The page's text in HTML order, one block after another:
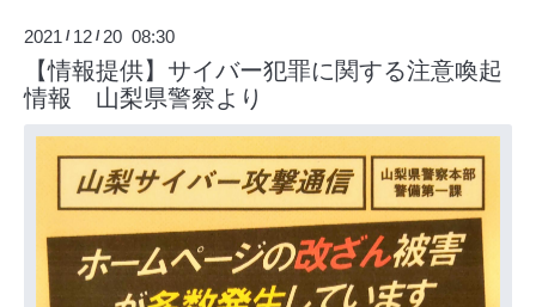
2021 / 12 / 20 08:30
【情報提供】サイバー犯罪に関する注意喚起
情報 山梨県警察より